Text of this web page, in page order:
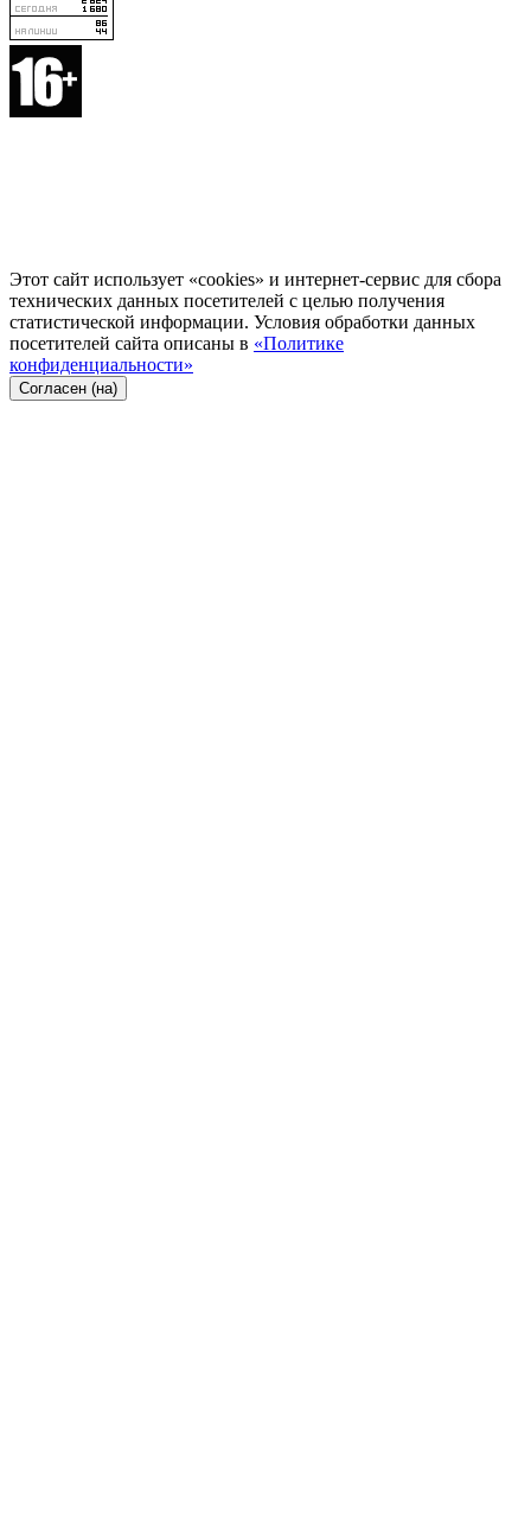
Этот сайт использует «cookies» и интернет-сервис для сбора
технических данных посетителей с целью получения
статистической информации. Условия обработки данных
посетителей сайта описаны в «Политике
конфиденциальности»
Согласен (на)